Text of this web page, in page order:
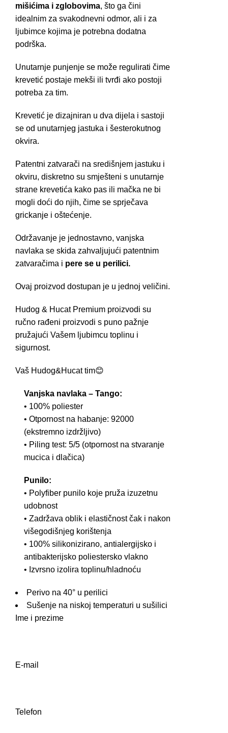
mišićima i zglobovima, što ga čini
idealnim za svakodnevni odmor, ali i za
ljubimce kojima je potrebna dodatna
podrška.
Unutarnje punjenje se može regulirati čime
krevetić postaje mekši ili tvrđi ako postoji
potreba za tim.
Krevetić je dizajniran u dva dijela i sastoji
se od unutarnjeg jastuka i šesterokutnog
okvira.
Patentni zatvarači na središnjem jastuku i
okviru, diskretno su smješteni s unutarnje
strane krevetića kako pas ili mačka ne bi
mogli doći do njih, čime se sprječava
grickanje i oštećenje.
Održavanje je jednostavno, vanjska
navlaka se skida zahvaljujući patentnim
zatvaračima i pere se u perilici.
Ovaj proizvod dostupan je u jednoj veličini.
Hudog & Hucat Premium proizvodi su
ručno rađeni proizvodi s puno pažnje
pružajući Vašem ljubimcu toplinu i
sigurnost.
Vaš Hudog&Hucat tim😊
Vanjska navlaka – Tango:
• 100% poliester
• Otpornost na habanje: 92000
(ekstremno izdržljivo)
• Piling test: 5/5 (otpornost na stvaranje
mucica i dlačica)
Punilo:
• Polyfiber punilo koje pruža izuzetnu
udobnost
• Zadržava oblik i elastičnost čak i nakon
višegodišnjeg korištenja
• 100% silikonizirano, antialergijsko i
antibakterijsko poliestersko vlakno
• Izvrsno izolira toplinu/hladnoću
Perivo na 40° u perilici
Sušenje na niskoj temperaturi u sušilici
Ime i prezime
E-mail
Telefon